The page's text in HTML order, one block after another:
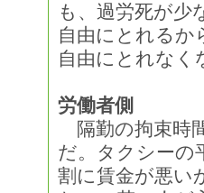
も、過労死が少
自由にとれるか
自由にとれなく
労働者側
隔勤の拘束時
だ。タクシーの
割に賃金が悪い